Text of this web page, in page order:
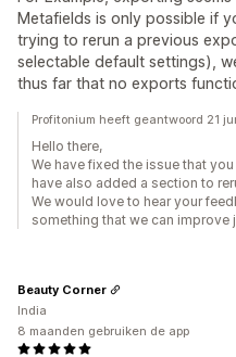
Metafields is only possible if
trying to rerun a previous
selectable default settings),
thus far that no exports
Profitonium heeft geantwoord 21
Hello there,
We have fixed the issue that
have also added a section to
We would love to hear your
something that we can improve
Beauty Corner
India
8 maanden gebruiken de app